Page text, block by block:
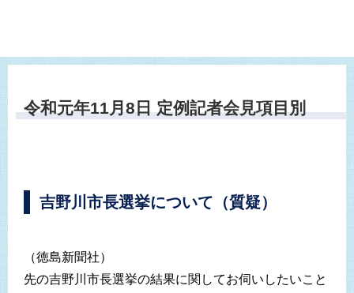
令和元年11月8日 定例記者会見項目別
吉野川市長選挙について（質疑）
（徳島新聞社）
先の吉野川市長選挙の結果に関してお伺いしたいこと